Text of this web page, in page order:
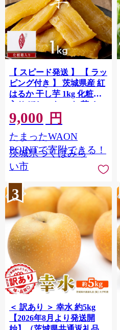
【 スピード発送 】 【 ラッ
ピング付き 】 茨城県産 紅
はるか 干し芋 1kg 化粧箱
入り ほしいも いも 芋 さつ
まいも さつま芋 茨城 べに
はるか お菓子 おやつ スイ
ーツ 塚田商店 マツコの知
らない世界 スーパーツカ
ダ スピード配送 [EA02-
NT-r]
9,000 円
たまったWAON
POINTで寄附できる！
茨城県つくばみら
い市
3
＜ 訳あり ＞ 幸水 約5kg
【2026年8月より発送開